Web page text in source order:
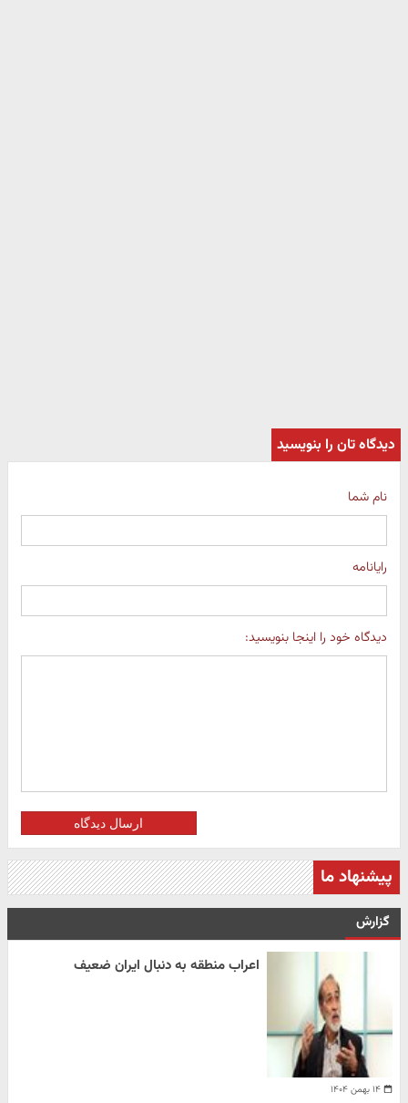
دیدگاه تان را بنویسید
نام شما
رایانامه
دیدگاه خود را اینجا بنویسید:
ارسال دیدگاه
پیشنهاد ما
گزارش
۱۴ بهمن ۱۴۰۴
اعراب منطقه به دنبال ایران ضعیف